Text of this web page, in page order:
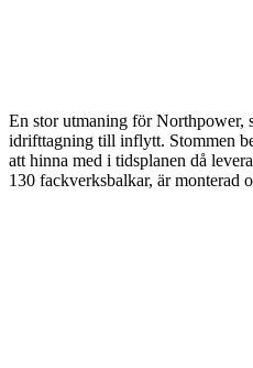
En stor utmaning för Northpower,
idrifttagning till inflytt. Stommen
att hinna med i tidsplanen då
130 fackverksbalkar, är monterad